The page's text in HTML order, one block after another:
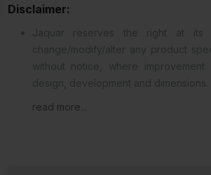
Disclaimer:
read more...